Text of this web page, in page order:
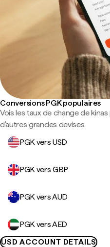
Conversions PGK populaires
Vois les taux de change de
d'autres grandes devises.
PGK vers USD
PGK vers GBP
PGK vers AUD
PGK vers AED
USD ACCOUNT DETAILS